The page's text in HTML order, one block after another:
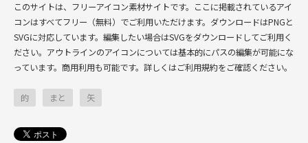
このサイトは、フリーアイコン素材サイトです。ここに掲載されているアイ
コンはすべてフリー（無料）でご利用いただけます。ダウンロードはPNGと
SVGに対応しています。編集したい場合はSVGをダウンロードしてご利用く
ださい。アウトラインのアイコンについては基本的にパスの編集が可能にな
っています。商用利用も可能です。詳しくはご利用規約をご確認ください。
的 まと 矢